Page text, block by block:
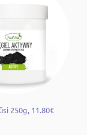
250g, 11.80€